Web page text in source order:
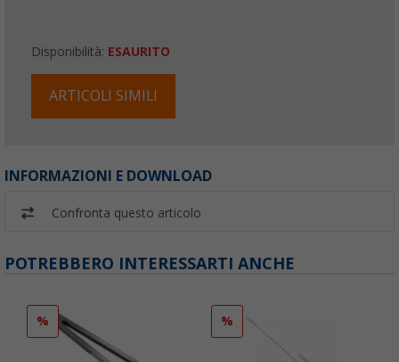
Disponibilità: ESAURITO
ARTICOLI SIMILI
INFORMAZIONI E DOWNLOAD
Confronta questo articolo
POTREBBERO INTERESSARTI ANCHE
% %